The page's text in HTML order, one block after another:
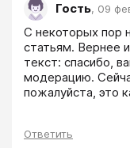
Гость, 09
С некоторых пор
статьям. Вернее
текст: спасибо,
модерацию.
пожалуйста, это
Ответить